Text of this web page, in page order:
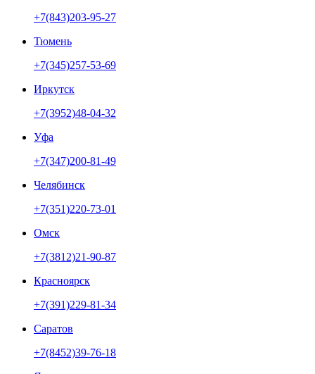
+7(843)203-95-27
Тюмень
+7(345)257-53-69
Иркутск
+7(3952)48-04-32
Уфа
+7(347)200-81-49
Челябинск
+7(351)220-73-01
Омск
+7(3812)21-90-87
Красноярск
+7(391)229-81-34
Саратов
+7(8452)39-76-18